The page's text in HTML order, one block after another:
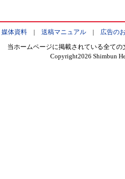
媒体資料| 送稿マニュアル| 広告の
当ホームページに掲載されている全て
Copyright2026 Shimbun